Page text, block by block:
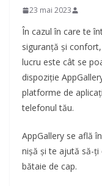
23 mai 2023
În cazul în care te
siguranță și
lucru este cât se
dispoziție
platforme de
telefonul tău.
AppGallery se află
nișă și te ajută să-
bătaie de cap.